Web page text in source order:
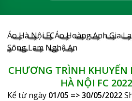
Áo Hà Nội FCÁo Hoàng Anh Gia
Sông Lam Nghệ An
CHƯƠNG TRÌNH
HÀ NỘI FC 2022
Kể từ ngày 01/05 => 30/05/2022